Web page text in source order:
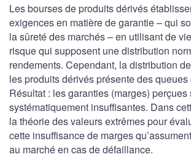
Les bourses de produits dérivés
exigences en matière de garantie – qui
la sûreté des marchés – en utilisant de
risque qui supposent une distribution
rendements. Cependant, la distribution
les produits dérivés présente des queues
Résultat : les garanties (marges) perçues
systématiquement insuffisantes. Dans
la théorie des valeurs extrêmes pour
cette insuffisance de marges
au marché en cas de défaillance.